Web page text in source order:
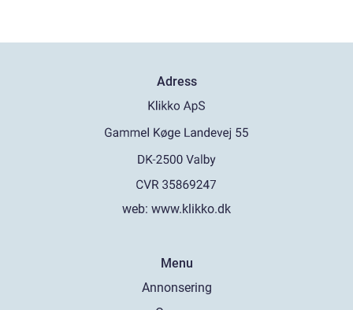
Adress
web: www.klikko.dk
Menu
Annonsering